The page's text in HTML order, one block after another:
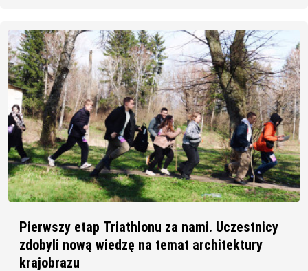
Pierwszy etap Triathlonu za nami. Uczestnicy
zdobyli nową wiedzę na temat architektury
krajobrazu